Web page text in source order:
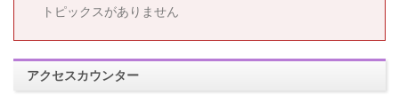
トピックスがありません
アクセスカウンター